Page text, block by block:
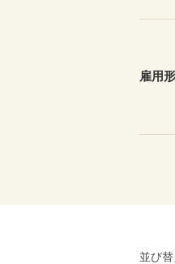
雇用
並び替